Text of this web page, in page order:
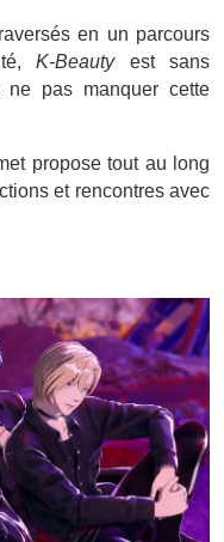
en un parcours
K-Beautyest sans
ne pas manquer cette
propose tout au long
et rencontres avec